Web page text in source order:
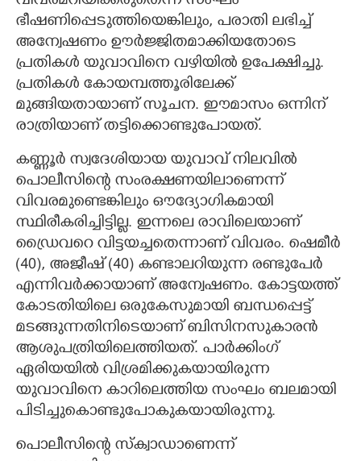
ഭീഷണിപ്പെടുത്തിയെങ്കിലും, പരാതി ലഭിച്ച്
അന്വേഷണം ഊർജ്ജിതമാക്കിയതോടെ
പ്രതികൾ യുവാവിനെ വഴിയിൽ ഉപേക്ഷിച്ചു.
പ്രതികൾ കോയമ്പത്തൂരിലേക്ക്
മുങ്ങിയതായാണ് സൂചന. ഈമാസം ഒന്നിന്
രാത്രിയാണ് തട്ടിക്കൊണ്ടുപോയത്.
കണ്ണൂർ സ്വദേശിയായ യുവാവ് നിലവിൽ
പൊലീസിന്റെ സംരക്ഷണയിലാണെന്ന്
വിവരമുണ്ടെങ്കിലും ഔദ്യോഗികമായി
സ്ഥിരീകരിച്ചിട്ടില്ല. ഇന്നലെ രാവിലെയാണ്
ഡ്രൈവറെ വിട്ടയച്ചതെന്നാണ് വിവരം. ഷെമീർ
(40), അജീഷ് (40) കണ്ടാലറിയുന്ന രണ്ടുപേർ
എന്നിവർക്കായാണ് അന്വേഷണം. കോട്ടയത്ത്
കോടതിയിലെ ഒരുകേസുമായി ബന്ധപ്പെട്ട്
മടങ്ങുന്നതിനിടെയാണ് ബിസിനസുകാരൻ
ആശുപത്രിയിലെത്തിയത്. പാർക്കിംഗ്
ഏരിയയിൽ വിശ്രമിക്കുകയായിരുന്ന
യുവാവിനെ കാറിലെത്തിയ സംഘം ബലമായി
പിടിച്ചുകൊണ്ടുപോകുകയായിരുന്നു.
പൊലീസിന്റെ സ്ക്വാഡാണെന്ന്